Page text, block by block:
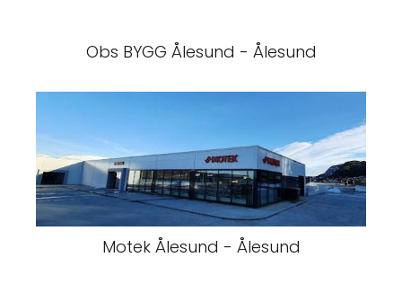
Obs BYGG Ålesund - Ålesund
Motek Ålesund - Ålesund